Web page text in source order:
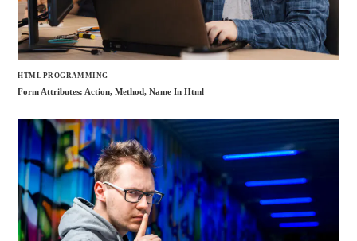
HTML PROGRAMMING
Form Attributes: Action, Method, Name In Html